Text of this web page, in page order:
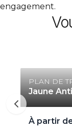
engagement.
PLAN DE
Jaune
À partir